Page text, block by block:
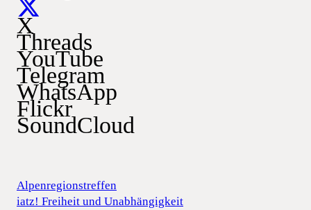
X
Threads
YouTube
Telegram
WhatsApp
Flickr
SoundCloud
Alpenregionstreffen
iatz! Freiheit und Unabhängigkeit